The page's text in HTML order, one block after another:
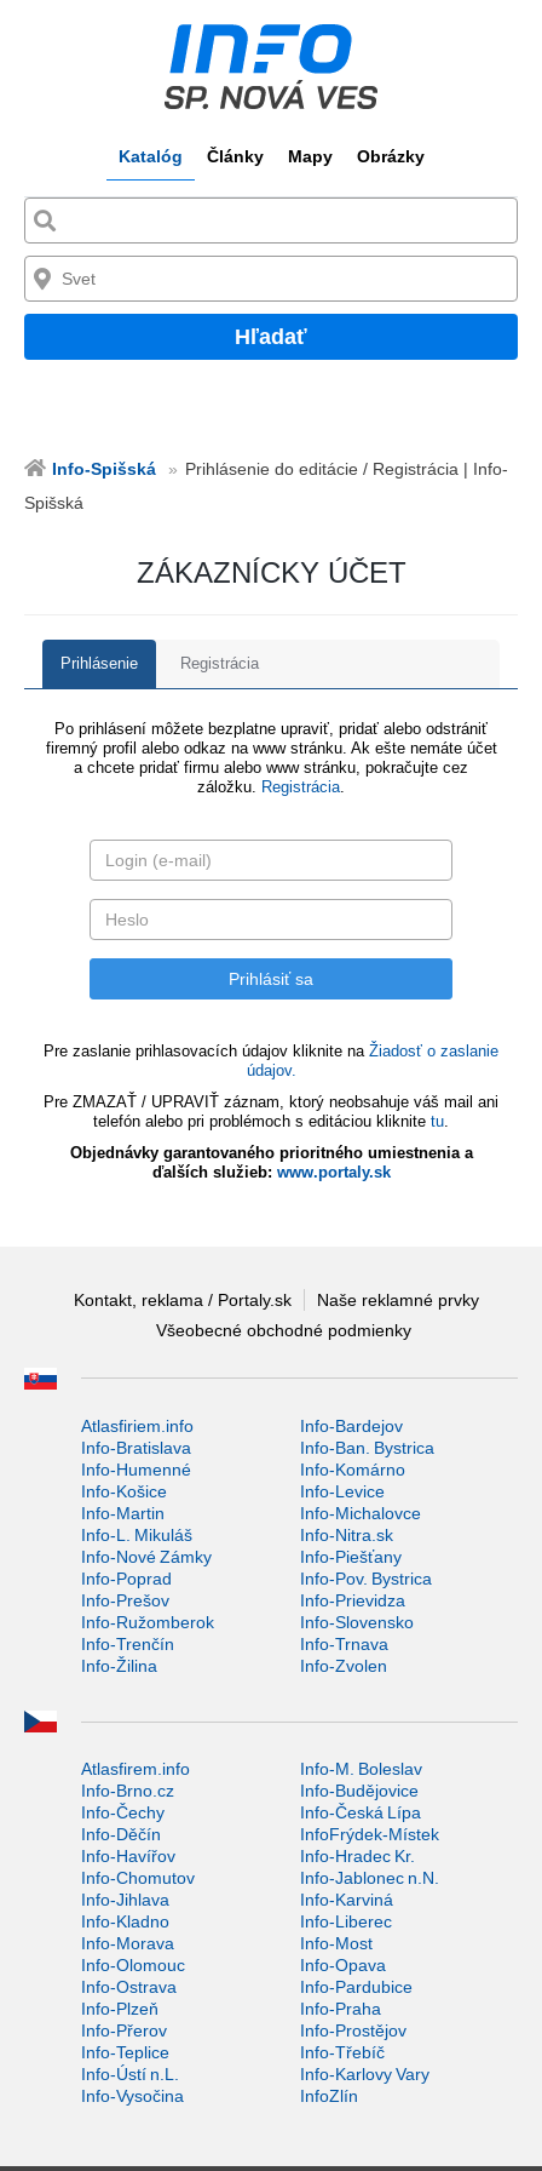
Katalóg Články Mapy Obrázky
Hľadať
Info-Spišská
Prihlásenie do editácie / Registrácia | Info-
Spišská
ZÁKAZNÍCKY ÚČET
Prihlásenie Registrácia
Po prihlásení môžete bezplatne upraviť, pridať alebo odstrániť
firemný profil alebo odkaz na www stránku. Ak ešte nemáte účet
a chcete pridať firmu alebo www stránku, pokračujte cez
záložku. Registrácia.
Pre zaslanie prihlasovacích údajov kliknite na Žiadosť o zaslanie
údajov.
Pre ZMAZAŤ / UPRAVIŤ záznam, ktorý neobsahuje váš mail ani
telefón alebo pri problémoch s editáciou kliknite tu.
Objednávky garantovaného prioritného umiestnenia a
ďalších služieb: www.portaly.sk
Kontakt, reklama / Portaly.sk
Naše reklamné prvky
Všeobecné obchodné podmienky
Atlasfiriem.info
Info-Bardejov
Info-Bratislava
Info-Ban. Bystrica
Info-Humenné
Info-Komárno
Info-Košice
Info-Levice
Info-Martin
Info-Michalovce
Info-L. Mikuláš
Info-Nitra.sk
Info-Nové Zámky
Info-Piešťany
Info-Poprad
Info-Pov. Bystrica
Info-Prešov
Info-Prievidza
Info-Ružomberok
Info-Slovensko
Info-Trenčín
Info-Trnava
Info-Žilina
Info-Zvolen
Atlasfirem.info
Info-M. Boleslav
Info-Brno.cz
Info-Budějovice
Info-Čechy
Info-Česká Lípa
Info-Děčín
InfoFrýdek-Místek
Info-Havířov
Info-Hradec Kr.
Info-Chomutov
Info-Jablonec n.N.
Info-Jihlava
Info-Karviná
Info-Kladno
Info-Liberec
Info-Morava
Info-Most
Info-Olomouc
Info-Opava
Info-Ostrava
Info-Pardubice
Info-Plzeň
Info-Praha
Info-Přerov
Info-Prostějov
Info-Teplice
Info-Třebíč
Info-Ústí n.L.
Info-Karlovy Vary
Info-Vysočina
InfoZlín